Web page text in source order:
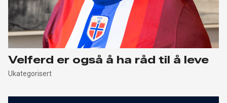
Velferd er også å ha råd til å leve
Ukategorisert